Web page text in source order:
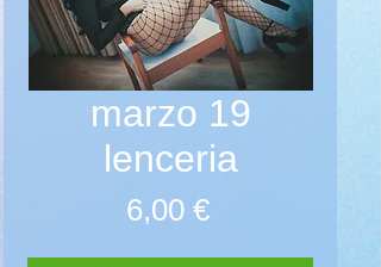
marzo 19
lenceria
6,00 €Prix